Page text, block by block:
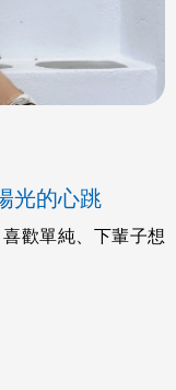
光的心跳
歡單純、下輩子想